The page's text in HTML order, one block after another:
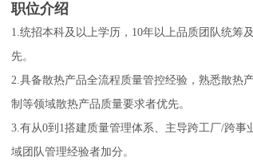
职位介绍
1.统招本科及以上学历，10年以上品质团队统筹
先。
2.具备散热产品全流程质量管控经验，熟悉散热
制等领域散热产品质量要求者优先。
3.有从0到1搭建质量管理体系、主导跨工厂/跨
域团队管理经验者加分。